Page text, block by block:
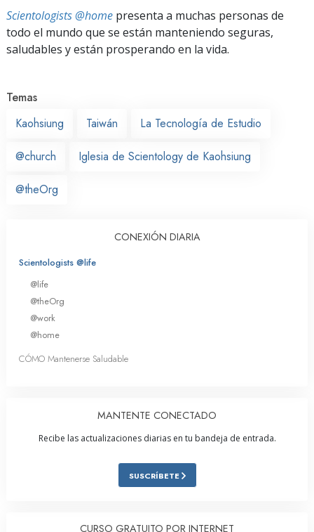
Scientologists @home presenta a muchas personas de
todo el mundo que se están manteniendo seguras,
saludables y están prosperando en la vida.
Temas
Kaohsiung
Taiwán La Tecnología de Estudio
@church Iglesia de Scientology de Kaohsiung
@theOrg
CONEXIÓN DIARIA
Scientologists @life
@life
@theOrg
@work
@home
CÓMO Mantenerse Saludable
MANTENTE CONECTADO
Recibe las actualizaciones diarias en tu bandeja de entrada.
SUSCRÍBETE
CURSO GRATUITO POR INTERNET